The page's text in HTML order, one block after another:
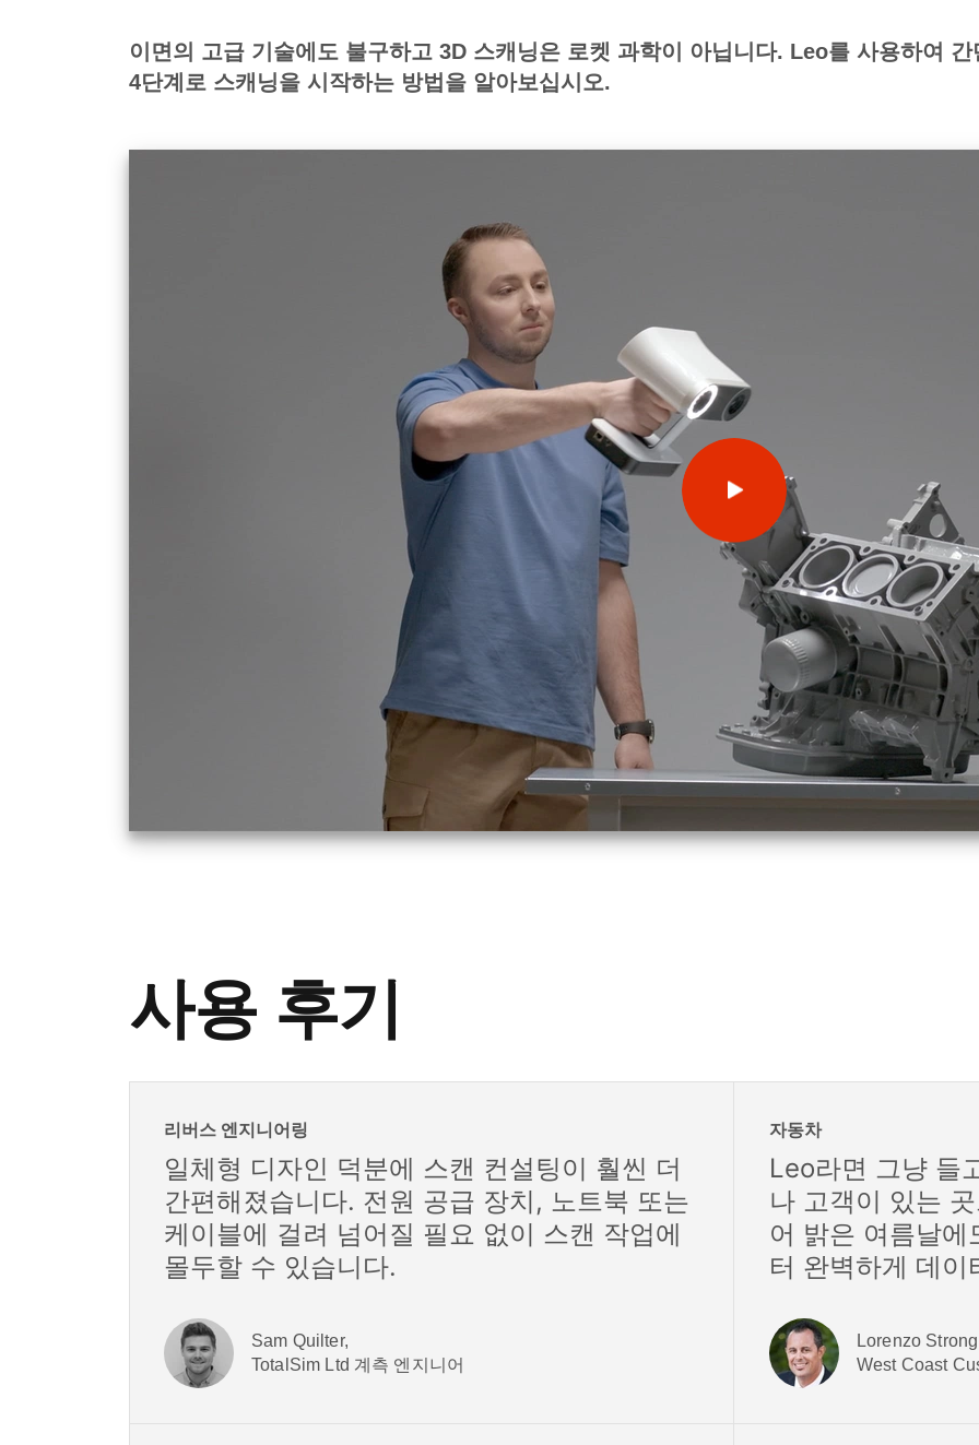
이면의 고급 기술에도 불구하고 3D 스캐닝은 로켓 과학이 아닙니다. Leo를 사용하여 간
4단계로 스캐닝을 시작하는 방법을 알아보십시오.
사용 후기
리버스 엔지니어링
일체형 디자인 덕분에 스캔 컨설팅이 훨씬 더
간편해졌습니다. 전원 공급 장치, 노트북 또는
케이블에 걸려 넘어질 필요 없이 스캔 작업에
몰두할 수 있습니다.
Sam Quilter,
TotalSim Ltd 계측 엔지니어
자동차
Leo라면 그냥 들
나 고객이 있는
어 밝은 여름날
터 완벽하게 데
Lorenzo
West Coast